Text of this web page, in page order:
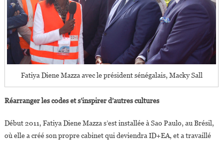
Fatiya Diene Mazza avec le président sénégalais, Macky Sall
Réarranger les codes et s’inspirer d’autres cultures
Début 2011, Fatiya Diene Mazza s’est installée à Sao Paulo, au Brésil,
où elle a créé son propre cabinet qui deviendra ID+EA, et a travaillé